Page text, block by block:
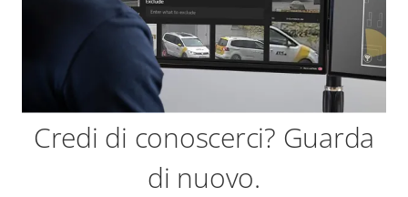
Credi di conoscerci? Guarda
di nuovo.